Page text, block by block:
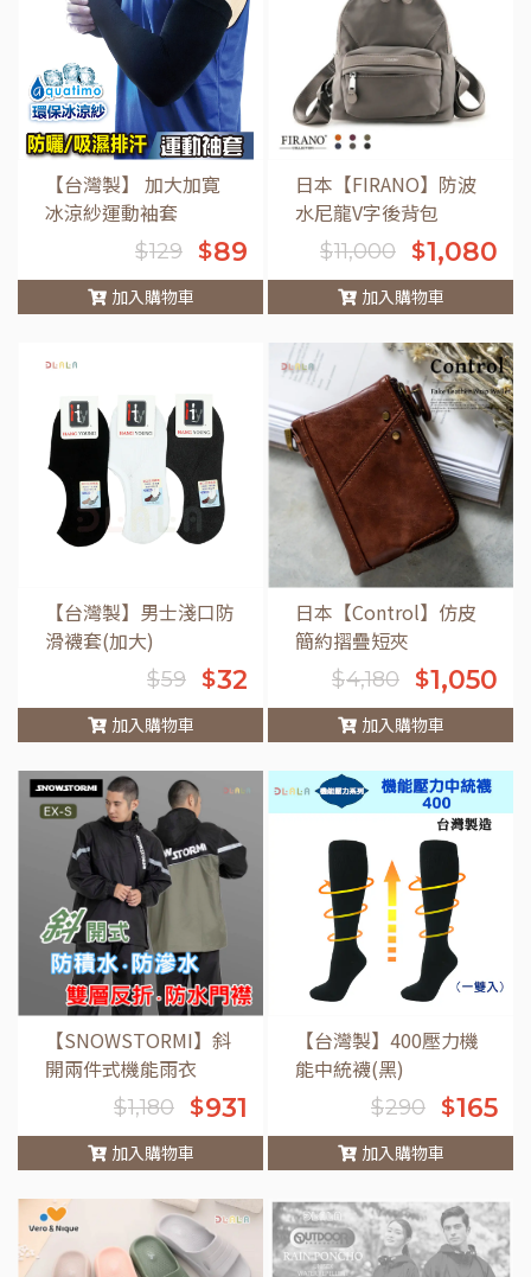
【台灣製】 加大加寛
冰涼紗運動袖套
$129 $89
加入購物車
日本【FIRANO】防波
水尼龍V字後背包
$11,000 $1,080
加入購物車
【台灣製】男士淺口防
滑襪套(加大)
$59 $32
加入購物車
日本【Control】仿皮
簡約摺疊短夾
$4,180 $1,050
加入購物車
【SNOWSTORMI】斜
開兩件式機能雨衣
$1,180 $931
加入購物車
【台灣製】400壓力機
能中統襪(黑)
$290 $165
加入購物車